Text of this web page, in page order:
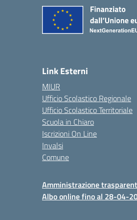
Link Esterni
MIUR
Ufficio Scolastico Regionale
Ufficio Scolastico Territoriale
Scuola in Chiaro
Iscrizioni On Line
Invalsi
Comune
Amministrazione
Albo online fino al 28-04-